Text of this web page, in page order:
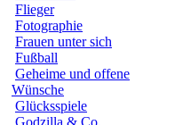
Flieger
Fotographie
Frauen unter sich
Fußball
Geheime und offene
Wünsche
Glücksspiele
Godzilla & Co.